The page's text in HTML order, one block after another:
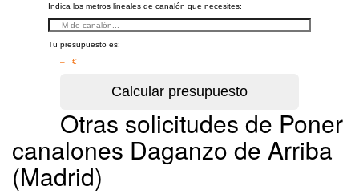
Indica los metros lineales de canalón que necesites:
Tu presupuesto es:
– €
Otras solicitudes de Poner
canalones Daganzo de Arriba
(Madrid)